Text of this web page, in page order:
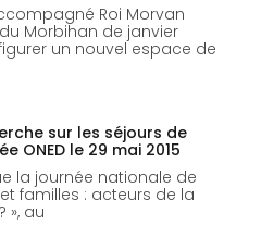
Roi Morvan
Morbihan de janvier
un nouvel espace de
sur les séjours de
ONED le 29 mai 2015
la journée nationale de
et familles : acteurs de la
», au